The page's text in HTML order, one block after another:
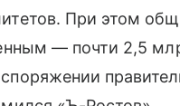
При этом
— почти 2,5